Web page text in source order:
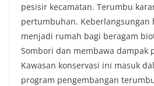
pesisir kecamatan. Terumbu
pertumbuhan.
menjadi rumah bagi beragam
Sombori dan membawa dampak
Kawasan konservasi ini masuk
program pengembangan